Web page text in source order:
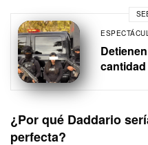
¿Por qué Daddario
perfecta?